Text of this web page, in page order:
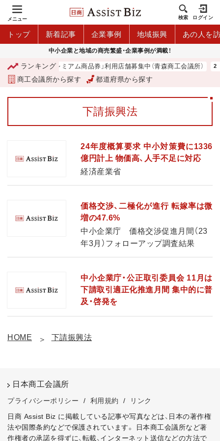
メニュー 検索 ログイン
トップ 新着記事 企業事例 地域振興 あの人を
中小企業と地域の商売繁盛・企業事例が満載！
ランキング
「青森市プレミアム商品券」利用店舗募集中（青森商工会議所）
商工会議所から探す 都道府県から探す
下請振興法
24年度概算要求 中小対策費に1336
億円計上 物価高、人手不足に対応
経済産業省
価格交渉、二極化が進行 転嫁率は微
増の47.6%
中小企業庁 価格交渉促進月間（23
年3月）フォローアップ調査結果
中小企業庁・公正取引委員会 11月は
下請取引適正化推進月間 集中的に普
及・啓発を
HOME 下請振興法
日本商工会議所
プライバシーポリシー / 利用規約 /
リンク
日商 Assist Biz に掲載している記事や写真などは、日本の著作権
法や国際条約などで保護されています。
日本商工会議所など著
作権者の承諾を得ずに、転載、インターネット送信などの方法で